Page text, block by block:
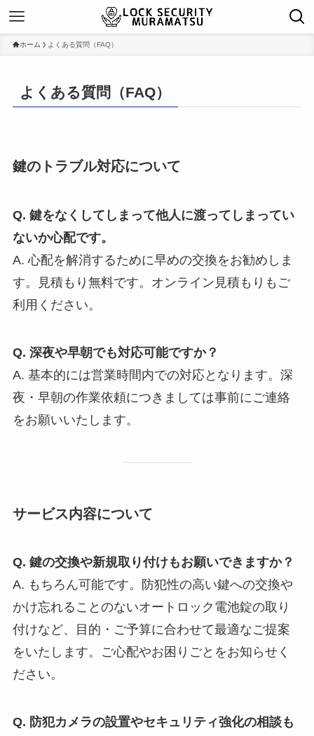
ホーム よくある質問（FAQ）
よくある質問（FAQ）
鍵のトラブル対応について
Q. 鍵をなくしてしまって他人に渡ってしまってい
ないか心配です。
A. 心配を解消するために早めの交換をお勧めしま
す。見積もり無料です。オンライン見積もりもご
利用ください。
Q. 深夜や早朝でも対応可能ですか？
A. 基本的には営業時間内での対応となります。深
夜・早朝の作業依頼につきましては事前にご連絡
をお願いいたします。
サービス内容について
Q. 鍵の交換や新規取り付けもお願いできますか？
A. もちろん可能です。防犯性の高い鍵への交換や
かけ忘れることのないオートロック電池錠の取り
付けなど、目的・ご予算に合わせて最適なご提案
をいたします。ご心配やお困りごとをお知らせく
ださい。
Q. 防犯カメラの設置やセキュリティ強化の相談も